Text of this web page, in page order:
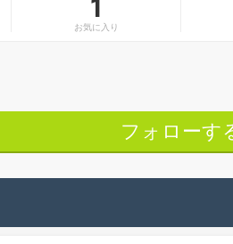
1
お気に入り
フォローす